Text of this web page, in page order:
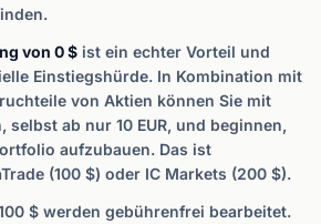
von 0 $ ist ein echter Vorteil und
Einstiegshürde. In Kombination mit
von Aktien können Sie mit
selbst ab nur 10 EUR, und beginnen,
aufzubauen. Das ist
(100 $) oder IC Markets (200 $).
$ werden gebührenfrei bearbeitet.